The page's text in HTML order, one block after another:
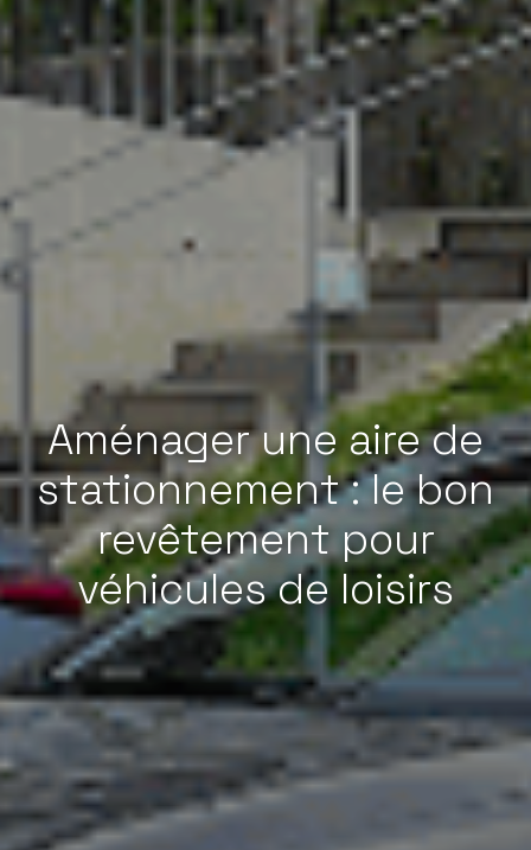
Aménager une aire de
stationnement : le bon
revêtement pour
véhicules de loisirs